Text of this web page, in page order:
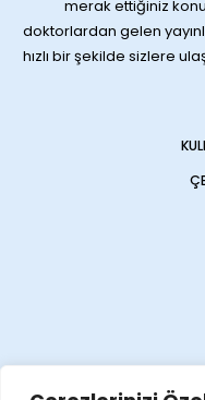
merak ettiğiniz
doktorlardan gelen
hızlı bir şekilde sizlere